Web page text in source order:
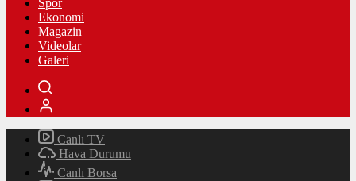
Spor
Ekonomi
Magazin
Videolar
Galeri
Canlı TV
Hava Durumu
Canlı Borsa